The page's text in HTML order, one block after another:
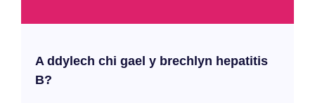
A ddylech chi gael y brechlyn hepatitis
B?